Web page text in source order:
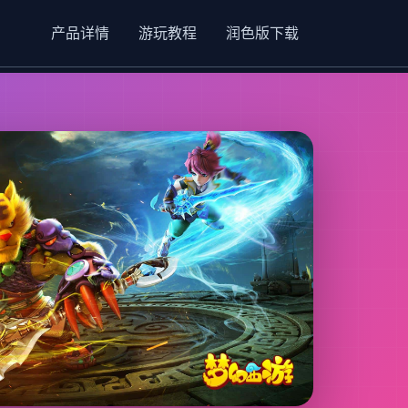
产品详情 游玩教程 润色版下载